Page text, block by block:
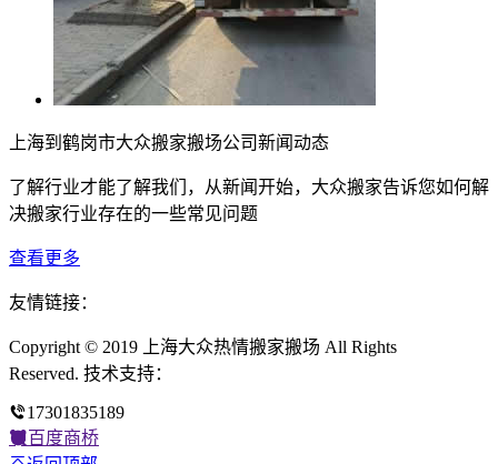
上海到鹤岗市大众搬家搬场公司新闻动态
了解行业才能了解我们，从新闻开始，大众搬家告诉您如何解
决搬家行业存在的一些常见问题
查看更多
友情链接：
Copyright © 2019 上海大众热情搬家搬场 All Rights
Reserved. 技术支持：
17301835189
百度商桥